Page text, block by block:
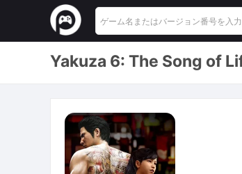
Yakuza 6: The Song of